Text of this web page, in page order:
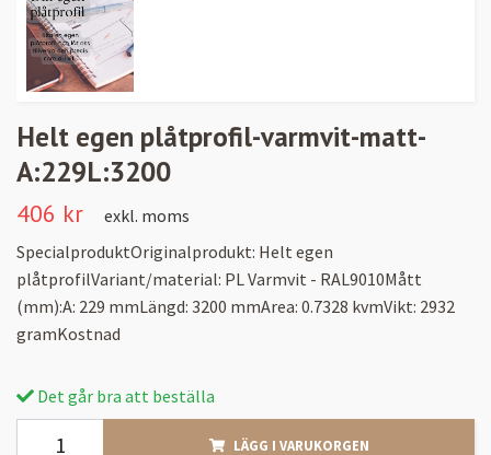
Helt egen plåtprofil-varmvit-matt-
A:229L:3200
406 kr
exkl. moms
SpecialproduktOriginalprodukt: Helt egen
plåtprofilVariant/material: PL Varmvit - RAL9010Mått
(mm):A: 229 mmLängd: 3200 mmArea: 0.7328 kvmVikt: 2932
gramKostnad
Det går bra att beställa
LÄGG I VARUKORGEN